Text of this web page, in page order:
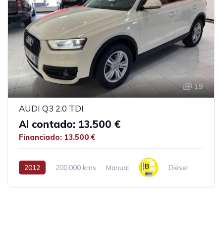
19
AUDI Q3 2.0 TDI
Al contado: 13.500 €
Financiado: 13.500 €
2012 200.000 kms Manual Diésel